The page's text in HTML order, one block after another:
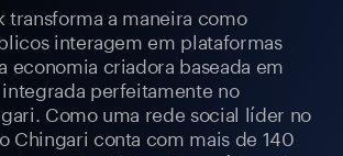
transforma a maneira como
interagem em plataformas
economia criadora baseada em
perfeitamente no
Como uma rede social líder no
Chingari conta com mais de 140